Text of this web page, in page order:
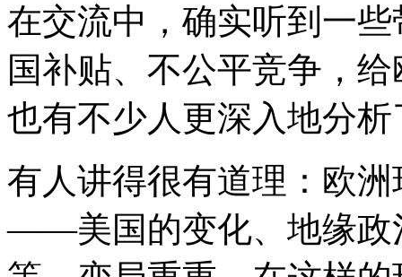
在交流中，确实听到一
国补贴、不公平竞争，
也有不少人更深入地分
有人讲得很有道理：欧
——美国的变化、地缘政